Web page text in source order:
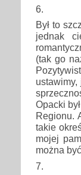
6.
Był to
jednak
(tak go
Opacki
Regionu.
takie
mojej
można
7.